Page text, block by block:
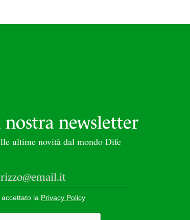
newsletter
ultime novità dal mondo Dife
la Privacy Policy